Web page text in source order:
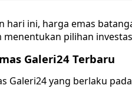
hari ini, harga emas
menentukan pilihan
Galeri24 Terbaru
Galeri24 yang berlaku pada